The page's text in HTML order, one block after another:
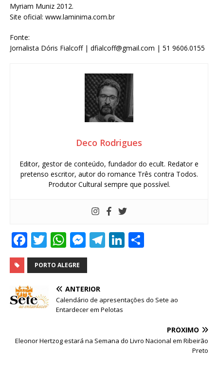
Myriam Muniz 2012.
Site oficial: www.laminima.com.br
Fonte:
Jornalista Dóris Fialcoff | dfialcoff@gmail.com | 51 9606.0155
Deco Rodrigues
Editor, gestor de conteúdo, fundador do ecult. Redator e
pretenso escritor, autor do romance Três contra Todos.
Produtor Cultural sempre que possível.
F
a
c
e
b
k
T
w
it
te
r
W
h
at
s
A
p
p
M
e
ss
e
n
g
r
T
ra
m
Li
dI
PORTO ALEGRE
ANTERIOR
Calendário de apresentações do Sete ao
Entardecer em Pelotas
PRÓXIMO
Eleonor Hertzog estará na Semana do Livro Nacional em Ribeirão
Preto